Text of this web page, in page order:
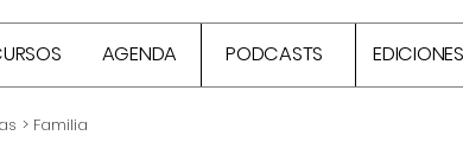
AGENDA PODCASTS
Familia